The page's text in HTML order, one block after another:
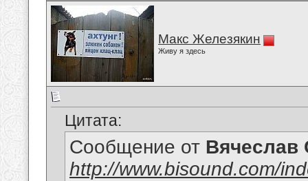
Макс Железякин
Живу я здесь
Цитата:
Сообщение от Вячеслав
http://www.bisound.com/